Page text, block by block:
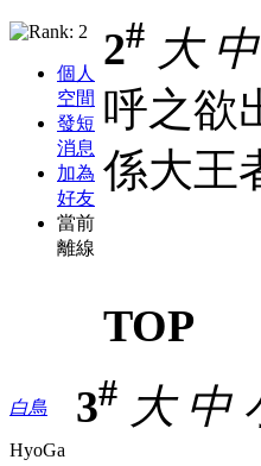
個人
空間
發短
消息
加為
好友
當前
離線
2# 大 中
呼之欲
係大王
TOP
白鳥
HyoGa
3# 大 中